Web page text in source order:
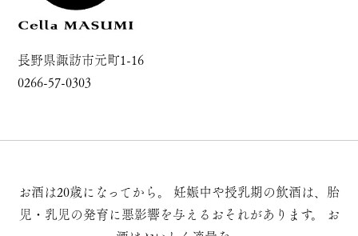
長野県諏訪市元町1-16
0266-57-0303
お酒は20歳になってから。
妊娠中や授乳期の飲酒は、胎
児・乳児の発育に悪影響を与えるおそれがあります。
お